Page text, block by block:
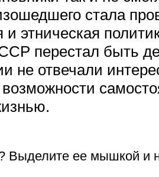
стала
и этническая
перестал быть
не отвечали
Выделите ее мышкой и